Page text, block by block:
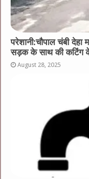
परेशानी:चौपाल चंबी देहा
सड़क के साथ की कटिंग
August 28, 2025